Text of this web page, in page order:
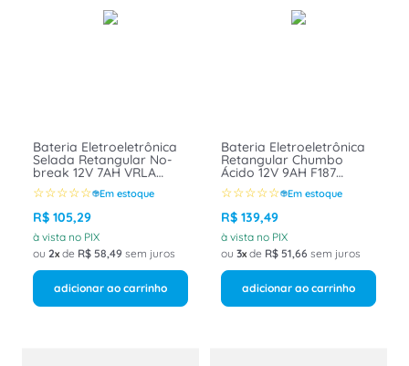
Bateria Eletroeletrônica
Selada Retangular No-
break 12V 7AH VRLA
UP1270SEG Unipower
☆☆☆☆☆ Em estoque
R$ 105,29
à vista no PIX
ou 2 de R$ 58,49 sem juros
adicionar ao carrinho
Bateria Eletroeletrônica
Retangular Chumbo
Ácido 12V 9AH F187
Up1290 06c088 Unipower
☆☆☆☆☆ Em estoque
R$ 139,49
à vista no PIX
ou 3 de R$ 51,66 sem juros
adicionar ao carrinho